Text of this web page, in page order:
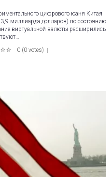
цифрового юаня Китая
миллиарда долларов) по состоянию
виртуальной валюты расширились
0 (0 votes)